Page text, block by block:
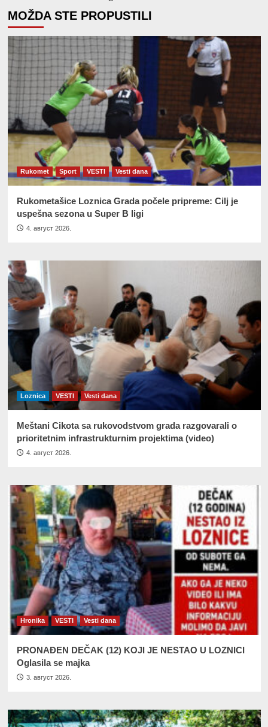
MOŽDA STE PROPUSTILI
Rukomet Sport VESTI Vesti dana
Rukometašice Loznica Grada počele pripreme: Cilj je
uspešna sezona u Super B ligi
4. август 2026.
Loznica VESTI Vesti dana
Meštani Cikota sa rukovodstvom grada razgovarali o
prioritetnim infrastrukturnim projektima (video)
4. август 2026.
Hronika VESTI Vesti dana
PRONAĐEN DEČAK (12) KOJI JE NESTAO U LOZNICI
Oglasila se majka
3. август 2026.